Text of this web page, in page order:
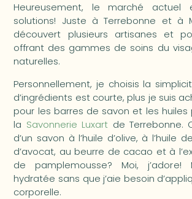
Heureusement, le marché
solutions! Juste à Terrebonne et à
découvert plusieurs artisanes et
offrant des gammes de soins du
naturelles.
Personnellement, je choisis la
d’ingrédients est courte, plus je suis
pour les barres de savon et les huiles
la Savonnerie Luxart de Terrebonne.
d’un savon à l’huile d’olive, à l’huile
d’avocat, au beurre de cacao et à
de pamplemousse? Moi,
hydratée sans que j’aie besoin
corporelle.